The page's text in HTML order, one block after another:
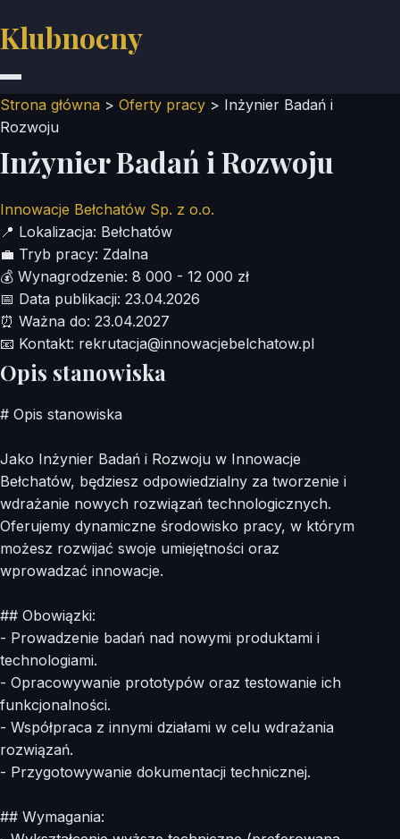
Klubnocny
Strona główna > Oferty pracy > Inżynier Badań i
Rozwoju
Inżynier Badań i Rozwoju
Innowacje Bełchatów Sp. z o.o.
📍 Lokalizacja: Bełchatów
💼 Tryb pracy: Zdalna
💰 Wynagrodzenie: 8 000 - 12 000 zł
📅 Data publikacji: 23.04.2026
⏰ Ważna do: 23.04.2027
📧 Kontakt: rekrutacja@innowacjebelchatow.pl
Opis stanowiska
# Opis stanowiska
Jako Inżynier Badań i Rozwoju w Innowacje
Bełchatów, będziesz odpowiedzialny za tworzenie i
wdrażanie nowych rozwiązań technologicznych.
Oferujemy dynamiczne środowisko pracy, w którym
możesz rozwijać swoje umiejętności oraz
wprowadzać innowacje.
## Obowiązki:
- Prowadzenie badań nad nowymi produktami i
technologiami.
- Opracowywanie prototypów oraz testowanie ich
funkcjonalności.
- Współpraca z innymi działami w celu wdrażania
rozwiązań.
- Przygotowywanie dokumentacji technicznej.
## Wymagania: